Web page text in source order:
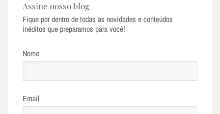
Assine nosso blog
Fique por dentro de todas as novidades e conteúdos
inéditos que preparamos para você!
Nome
Email